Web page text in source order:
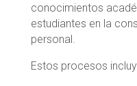
conocimientos
estudiantes en la
personal.
Estos procesos